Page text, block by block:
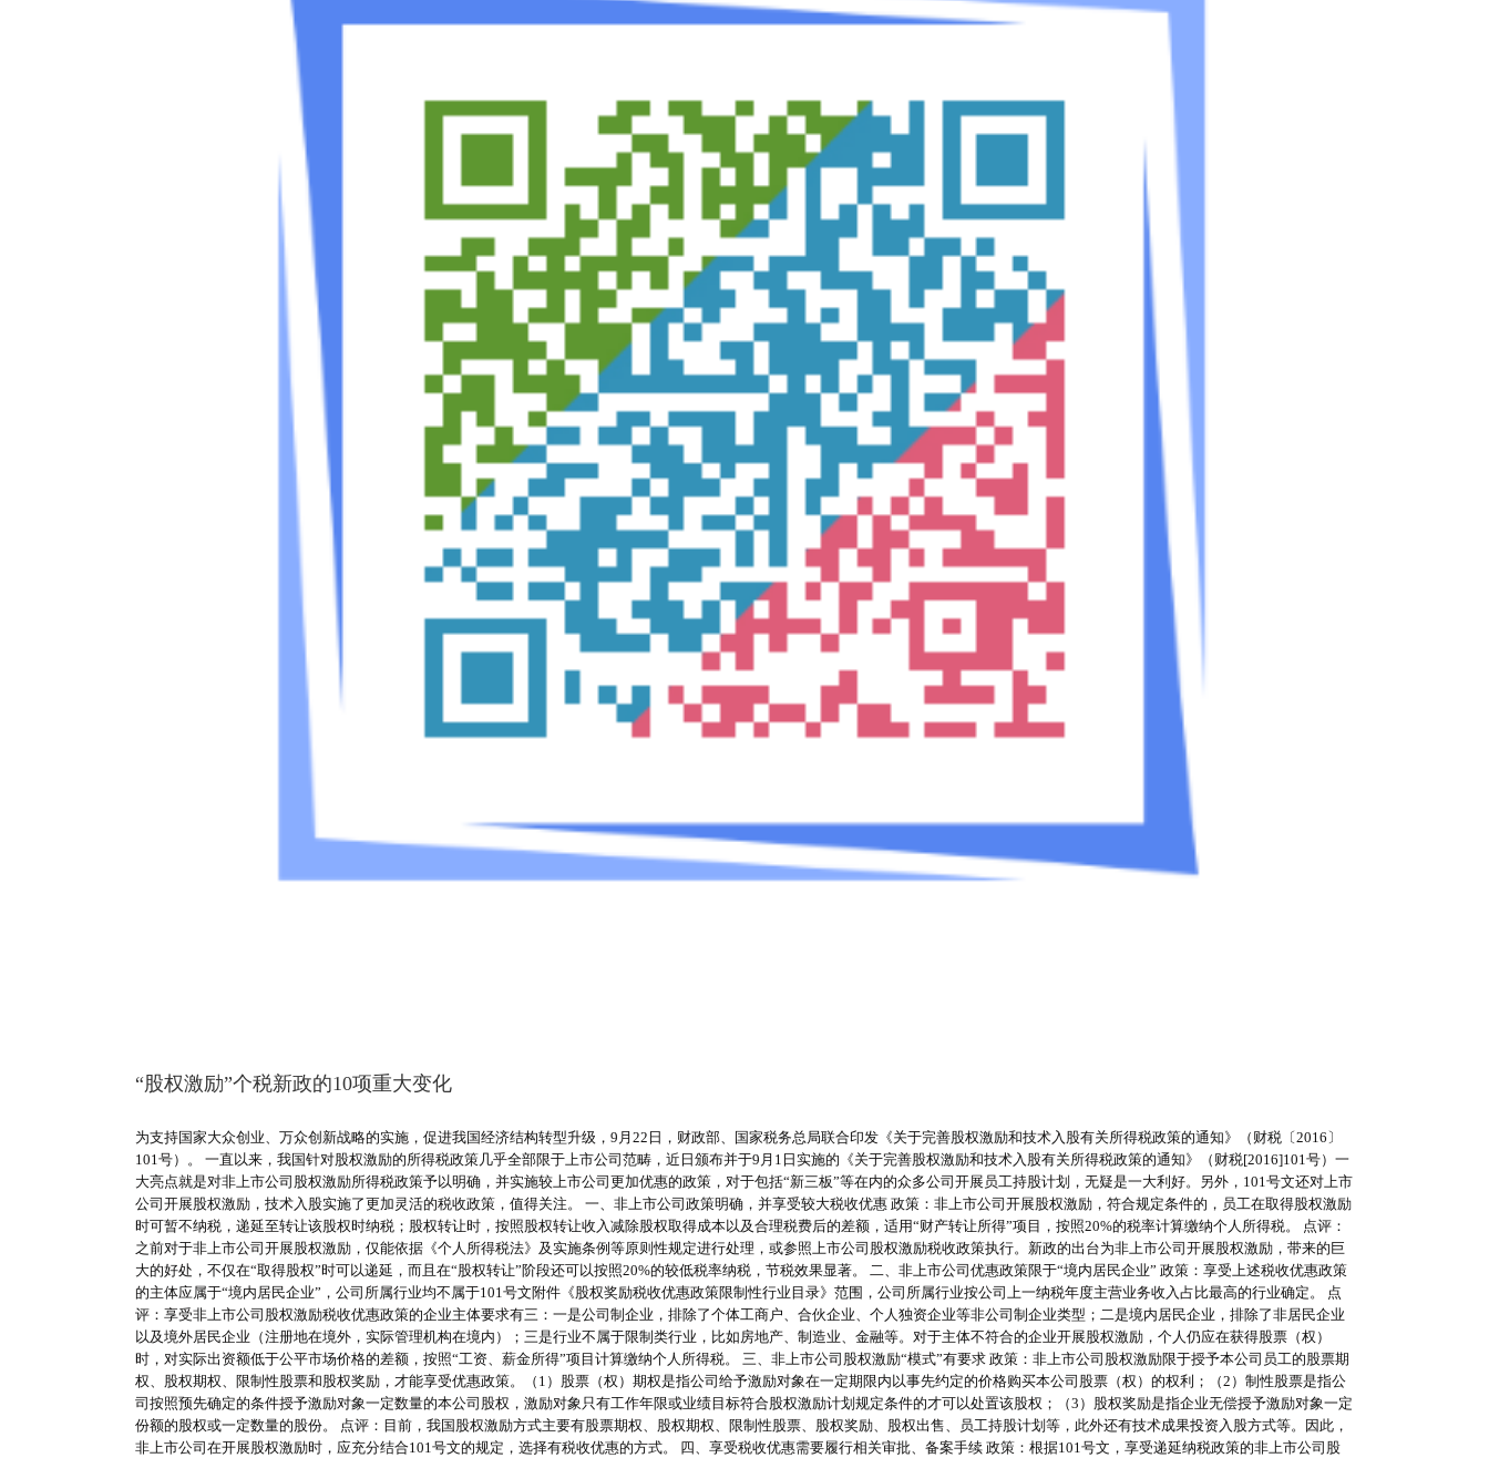
“股权激励”个税新政的10项重大变化
为支持国家大众创业、万众创新战略的实施，促进我国经济结构转型升级，9月22日，财政部、国家税务总局联合印发《关于完善股权激励和技术入股有关所得税政策的通知》（财税〔2016〕
101号）。 一直以来，我国针对股权激励的所得税政策几乎全部限于上市公司范畴，近日颁布并于9月1日实施的《关于完善股权激励和技术入股有关所得税政策的通知》（财税[2016]101号）一
大亮点就是对非上市公司股权激励所得税政策予以明确，并实施较上市公司更加优惠的政策，对于包括“新三板”等在内的众多公司开展员工持股计划，无疑是一大利好。另外，101号文还对上市
公司开展股权激励，技术入股实施了更加灵活的税收政策，值得关注。 一、非上市公司政策明确，并享受较大税收优惠 政策：非上市公司开展股权激励，符合规定条件的，员工在取得股权激励
时可暂不纳税，递延至转让该股权时纳税；股权转让时，按照股权转让收入减除股权取得成本以及合理税费后的差额，适用“财产转让所得”项目，按照20%的税率计算缴纳个人所得税。 点评：
之前对于非上市公司开展股权激励，仅能依据《个人所得税法》及实施条例等原则性规定进行处理，或参照上市公司股权激励税收政策执行。新政的出台为非上市公司开展股权激励，带来的巨
大的好处，不仅在“取得股权”时可以递延，而且在“股权转让”阶段还可以按照20%的较低税率纳税，节税效果显著。 二、非上市公司优惠政策限于“境内居民企业” 政策：享受上述税收优惠政策
的主体应属于“境内居民企业”，公司所属行业均不属于101号文附件《股权奖励税收优惠政策限制性行业目录》范围，公司所属行业按公司上一纳税年度主营业务收入占比最高的行业确定。 点
评：享受非上市公司股权激励税收优惠政策的企业主体要求有三：一是公司制企业，排除了个体工商户、合伙企业、个人独资企业等非公司制企业类型；二是境内居民企业，排除了非居民企业
以及境外居民企业（注册地在境外，实际管理机构在境内）；三是行业不属于限制类行业，比如房地产、制造业、金融等。对于主体不符合的企业开展股权激励，个人仍应在获得股票（权）
时，对实际出资额低于公平市场价格的差额，按照“工资、薪金所得”项目计算缴纳个人所得税。 三、非上市公司股权激励“模式”有要求 政策：非上市公司股权激励限于授予本公司员工的股票期
权、股权期权、限制性股票和股权奖励，才能享受优惠政策。（1）股票（权）期权是指公司给予激励对象在一定期限内以事先约定的价格购买本公司股票（权）的权利；（2）制性股票是指公
司按照预先确定的条件授予激励对象一定数量的本公司股权，激励对象只有工作年限或业绩目标符合股权激励计划规定条件的才可以处置该股权；（3）股权奖励是指企业无偿授予激励对象一定
份额的股权或一定数量的股份。 点评：目前，我国股权激励方式主要有股票期权、股权期权、限制性股票、股权奖励、股权出售、员工持股计划等，此外还有技术成果投资入股方式等。因此，
非上市公司在开展股权激励时，应充分结合101号文的规定，选择有税收优惠的方式。 四、享受税收优惠需要履行相关审批、备案手续 政策：根据101号文，享受递延纳税政策的非上市公司股